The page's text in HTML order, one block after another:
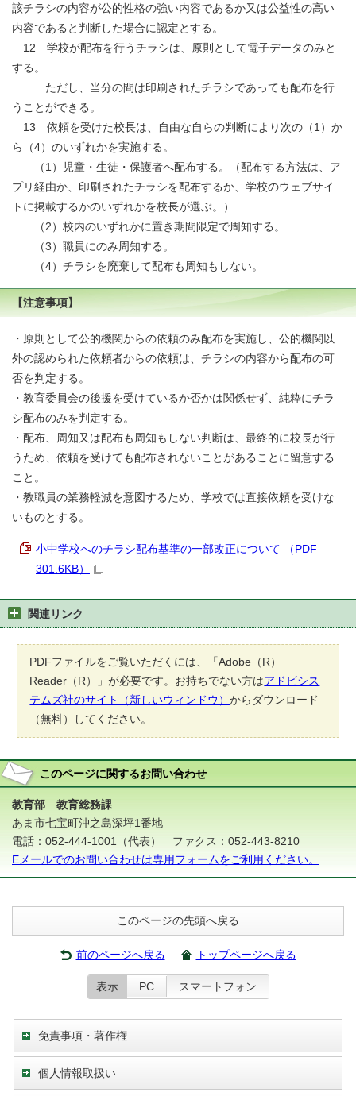
該チラシの内容が公的性格の強い内容であるか又は公益性の高い
内容であると判断した場合に認定とする。
12 学校が配布を行うチラシは、原則として電子データのみと
する。
ただし、当分の間は印刷されたチラシであっても配布を行
うことができる。
13 依頼を受けた校長は、自由な自らの判断により次の（1）か
ら（4）のいずれかを実施する。
（1）児童・生徒・保護者へ配布する。（配布する方法は、ア
プリ経由か、印刷されたチラシを配布するか、学校のウェブサイ
トに掲載するかのいずれかを校長が選ぶ。）
（2）校内のいずれかに置き期間限定で周知する。
（3）職員にのみ周知する。
（4）チラシを廃棄して配布も周知もしない。
【注意事項】
・原則として公的機関からの依頼のみ配布を実施し、公的機関以
外の認められた依頼者からの依頼は、チラシの内容から配布の可
否を判定する。
・教育委員会の後援を受けているか否かは関係せず、純粋にチラ
シ配布のみを判定する。
・配布、周知又は配布も周知もしない判断は、最終的に校長が行
うため、依頼を受けても配布されないことがあることに留意する
こと。
・教職員の業務軽減を意図するため、学校では直接依頼を受けな
いものとする。
小中学校へのチラシ配布基準の一部改正について （PDF
301.6KB）
関連リンク
PDFファイルをご覧いただくには、「Adobe（R）
Reader（R）」が必要です。お持ちでない方はアドビシス
テムズ社のサイト（新しいウィンドウ）からダウンロード
（無料）してください。
このページに関するお問い合わせ
教育部 教育総務課
あま市七宝町沖之島深坪1番地
電話：052-444-1001（代表） ファクス：052-443-8210
Eメールでのお問い合わせは専用フォームをご利用ください。
このページの先頭へ戻る
前のページへ戻る トップページへ戻る
表示 PC スマートフォン
免責事項・著作権
個人情報取扱い